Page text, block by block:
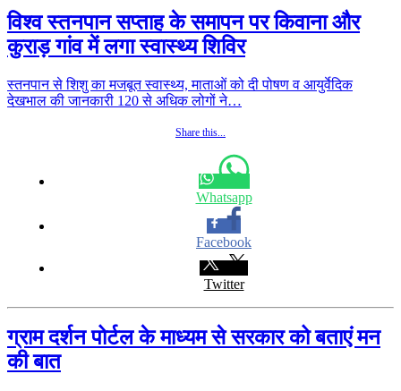
विश्व स्तनपान सप्ताह के समापन पर किवाना और
कुराड़ गांव में लगा स्वास्थ्य शिविर
स्तनपान से शिशु का मजबूत स्वास्थ्य, माताओं को दी पोषण व आयुर्वेदिक
देखभाल की जानकारी 120 से अधिक लोगों ने…
Share this...
Whatsapp
Facebook
Twitter
ग्राम दर्शन पोर्टल के माध्यम से सरकार को बताएं मन
की बात